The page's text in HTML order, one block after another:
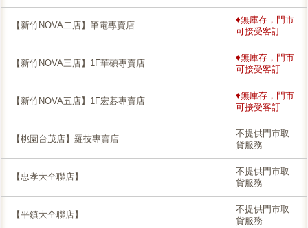
【新竹NOVA二店】筆電專賣店
♦無庫存，門市
可接受客訂
【新竹NOVA三店】1F華碩專賣店
♦無庫存，門市
可接受客訂
【新竹NOVA五店】1F宏碁專賣店
♦無庫存，門市
可接受客訂
【桃園台茂店】羅技專賣店
不提供門市取
貨服務
【忠孝大全聯店】
不提供門市取
貨服務
【平鎮大全聯店】
不提供門市取
貨服務